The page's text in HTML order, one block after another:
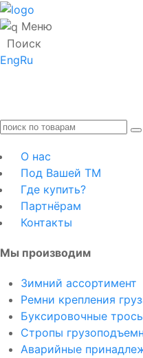
Меню
Поиск
EngRu
О нас
Под Вашей ТМ
Где купить?
Партнёрам
Контакты
Мы производим
Зимний ассортимент
Ремни крепления
Буксировочные
Стропы
Аварийные